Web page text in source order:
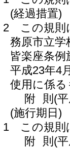
(経過措置)
2
この規則
務原市立学
皆楽座条
平成23年4
使用に係
附 則 (
(施行期日)
1
この規則
附 則 (